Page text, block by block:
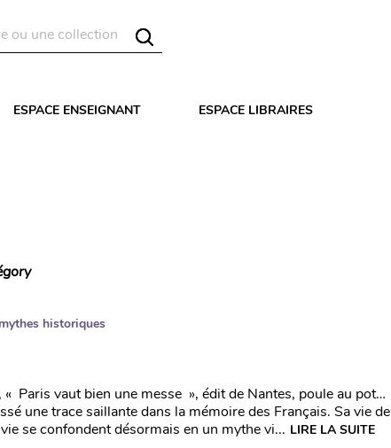
ESPACE ENSEIGNANT ESPACE LIBRAIRES
historiques
Paris vaut bien une messe », édit de Nantes, poule au pot…
une trace saillante dans la mémoire des Français. Sa vie de
se confondent désormais en un mythe vi... LIRE LA SUITE